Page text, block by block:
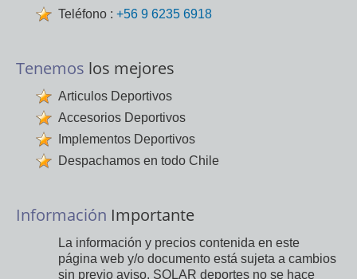
Teléfono : +56 9 6235 6918
Tenemos los mejores
Articulos Deportivos
Accesorios Deportivos
Implementos Deportivos
Despachamos en todo Chile
Información Importante
La información y precios contenida en este
página web y/o documento está sujeta a cambios
sin previo aviso. SOLAR deportes no se hace